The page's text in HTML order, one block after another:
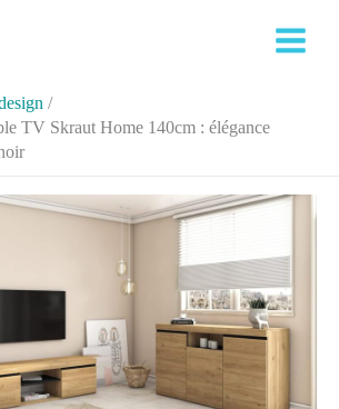
TV Skraut Home 140cm : élégance